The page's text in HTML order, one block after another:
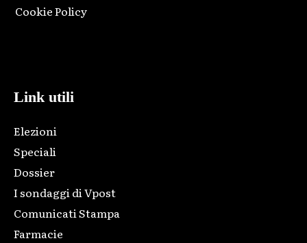
Cookie Policy
Link utili
Elezioni
Speciali
Dossier
I sondaggi di Vpost
Comunicati Stampa
Farmacie